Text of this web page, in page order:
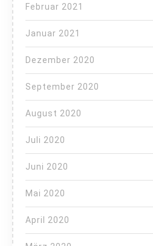
Februar 2021
Januar 2021
Dezember 2020
September 2020
August 2020
Juli 2020
Juni 2020
Mai 2020
April 2020